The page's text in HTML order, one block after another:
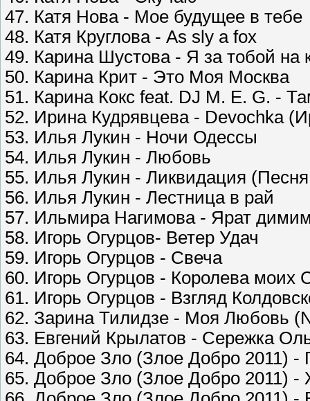
47. Катя Нова - Мое будущее в тебе
48. Катя Круглова - As sly a fox
49. Карина Шустова - Я за тобой на
50. Карина Крит - Это Моя Москва
51. Карина Кокс fеаt. DJ M. E. G. -
52. Ирина Кудрявцева - Devochka
53. Илья Лукин - Ночи Одессы
54. Илья Лукин - Любовь
55. Илья Лукин - Ликвидация
56. Илья Лукин - Лестница в рай
57. Ильмира Нагимова - Ярат
58. Игорь Огурцов- Ветер Удач
59. Игорь Огурцов - Свеча
60. Игорь Огурцов - Королева моих
61. Игорь Огурцов - Взгляд
62. Зарина Тилидзе - Моя Любовь
63. Евгений Крылатов - Сережка
64. Доброе Зло (Злое Добро 2011) -
65. Доброе Зло (Злое Добро 2011) -